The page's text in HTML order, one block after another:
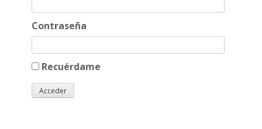
Contraseña
Recuérdame